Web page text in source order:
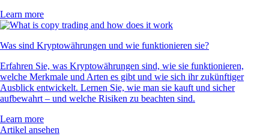
Learn more
Was sind Kryptowährungen und wie funktionieren sie?
Erfahren Sie, was Kryptowährungen sind, wie sie funktionieren,
welche Merkmale und Arten es gibt und wie sich ihr zukünftiger
Ausblick entwickelt. Lernen Sie, wie man sie kauft und sicher
aufbewahrt – und welche Risiken zu beachten sind.
Learn more
Artikel ansehen